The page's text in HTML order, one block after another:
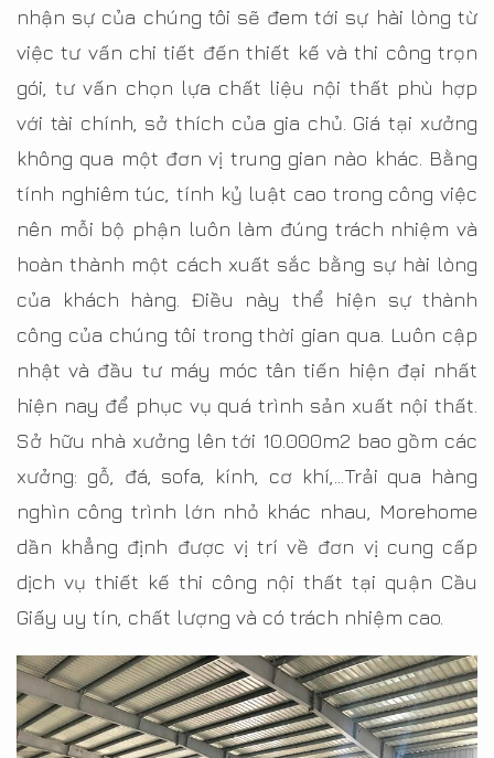
nhận sự của chúng tôi sẽ đem tới sự hài lòng từ
việc tư vấn chi tiết đến thiết kế và thi công trọn
gói, tư vấn chọn lựa chất liệu nội thất phù hợp
với tài chính, sở thích của gia chủ. Giá tại xưởng
không qua một đơn vị trung gian nào khác. Bằng
tính nghiêm túc, tính kỷ luật cao trong công việc
nên mỗi bộ phận luôn làm đúng trách nhiệm và
hoàn thành một cách xuất sắc bằng sự hài lòng
của khách hàng. Điều này thể hiện sự thành
công của chúng tôi trong thời gian qua. Luôn cập
nhật và đầu tư máy móc tân tiến hiện đại nhất
hiện nay để phục vụ quá trình sản xuất nội thất.
Sở hữu nhà xưởng lên tới 10.000m2 bao gồm các
xưởng: gỗ, đá, sofa, kính, cơ khí,…Trải qua hàng
nghìn công trình lớn nhỏ khác nhau, Morehome
dần khẳng định được vị trí về đơn vị cung cấp
dịch vụ thiết kế thi công nội thất tại quận Cầu
Giấy uy tín, chất lượng và có trách nhiệm cao.